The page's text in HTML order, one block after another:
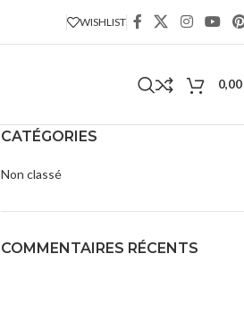
WISHLIST
CATÉGORIES
Non classé
COMMENTAIRES RÉCENTS